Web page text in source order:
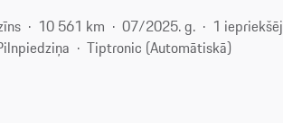
10 561 km 07/2025. g.
1
Tiptronic (Automātiskā)